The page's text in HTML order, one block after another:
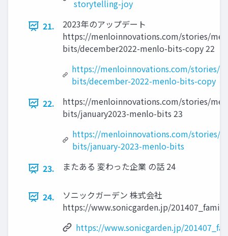
storytelling-joy
21.
2023年のアップデート
https://menloinnovations.com/stories/
bits/december2022-menlo-bits-copy 22
https://menloinnovations.com/stories/
bits/december-2022-menlo-bits-copy
22.
https://menloinnovations.com/stories/
bits/january2023-menlo-bits 23
https://menloinnovations.com/stories/
bits/january-2023-menlo-bits
23.
またある 変わった企業 の話 24
24.
ソニックガーデン 株式会社
https://www.sonicgarden.jp/
https://www.sonicgarden.jp/